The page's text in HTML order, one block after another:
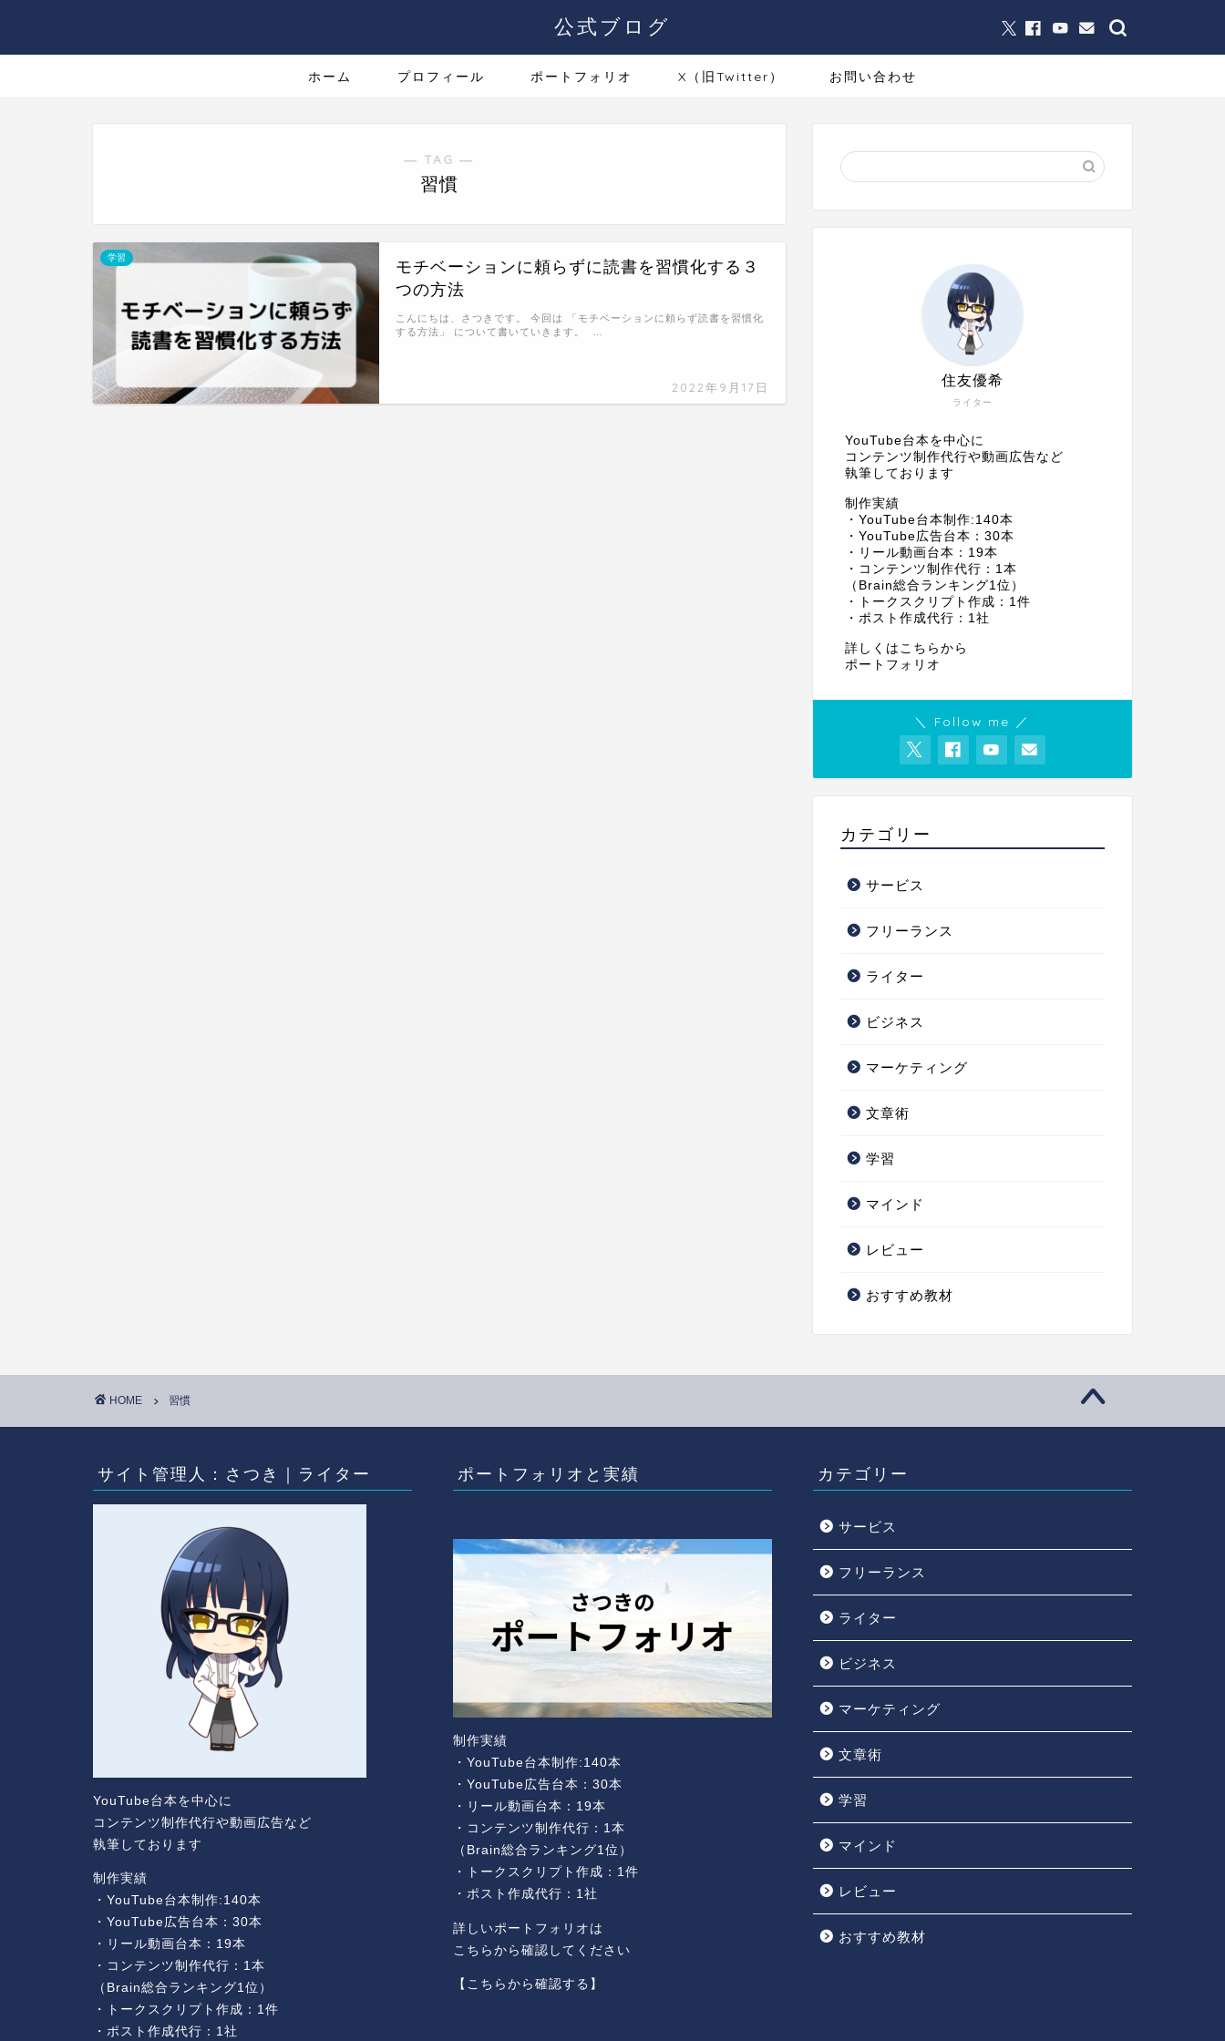
公式ブログ
ホーム プロフィール ポートフォリオ X（旧Twitter） お問い合わせ
― TAG ―
習慣
学習
モチベーションに頼らずに読書を習慣化する３
つの方法
2022年9月17日
こんにちは、さつきです。 今回は 「モチベーションに頼らず読書を習慣化
する方法」 について書いていきます。 …
ライター
住友優希
YouTube台本を中心に
コンテンツ制作代行や動画広告など
執筆しております
制作実績
・YouTube台本制作:140本
・YouTube広告台本：30本
・リール動画台本：19本
・コンテンツ制作代行：1本
（Brain総合ランキング1位）
・トークスクリプト作成：1件
・ポスト作成代行：1社
詳しくはこちらから
ポートフォリオ
＼ Follow me ／
カテゴリー
サービス
フリーランス
ライター
ビジネス
マーケティング
文章術
学習
マインド
レビュー
おすすめ教材
HOME 習慣
サイト管理人：さつき｜ライター
YouTube台本を中心に
コンテンツ制作代行や動画広告など
執筆しております
制作実績
・YouTube台本制作:140本
・YouTube広告台本：30本
・リール動画台本：19本
・コンテンツ制作代行：1本
（Brain総合ランキング1位）
・トークスクリプト作成：1件
・ポスト作成代行：1社
ポートフォリオと実績
制作実績
・YouTube台本制作:140本
・YouTube広告台本：30本
・リール動画台本：19本
・コンテンツ制作代行：1本
（Brain総合ランキング1位）
・トークスクリプト作成：1件
・ポスト作成代行：1社
詳しいポートフォリオは
こちらから確認してください
【こちらから確認する】
カテゴリー
サービス
フリーランス
ライター
ビジネス
マーケティング
文章術
学習
マインド
レビュー
おすすめ教材